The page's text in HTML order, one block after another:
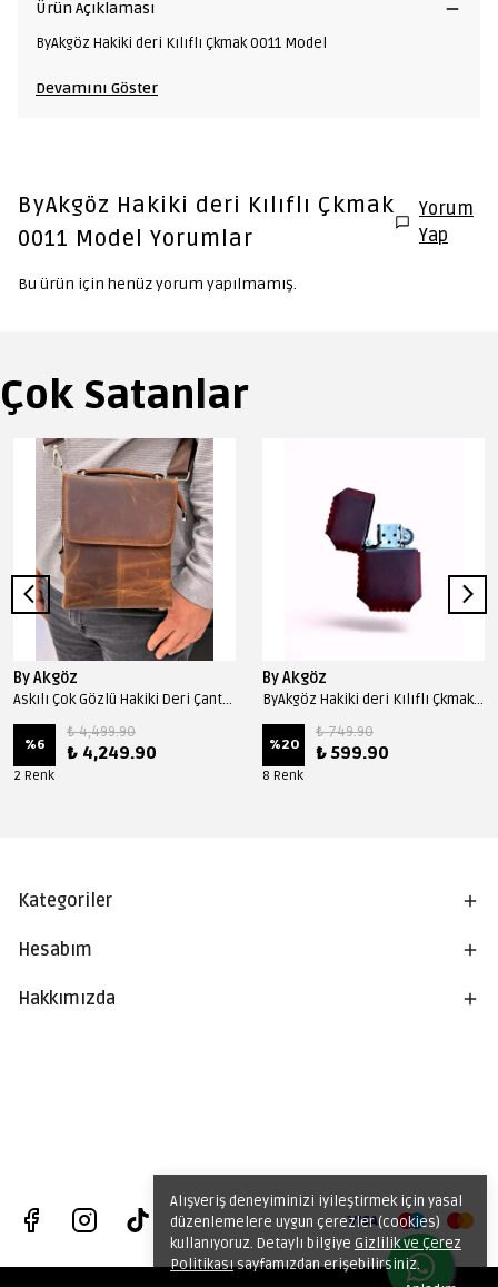
Alışveriş deneyiminizi iyileştirmek için yasal
düzenlemelere uygun çerezler (cookies)
kullanıyoruz. Detaylı bilgiye Gizlilik ve Çerez
Politikasısayfamızdan erişebilirsiniz.
Ürün Açıklaması
ByAkgöz Hakiki deri Kılıflı Çkmak 0011 Model
Devamını Göster
ByAkgöz Hakiki deri Kılıflı Çkmak
0011 Model Yorumlar
Yorum
Yap
Bu ürün için henüz yorum yapılmamış.
Çok Satanlar
By Akgöz
Askılı Çok Gözlü Hakiki Deri Çanta 1031 Model - Fındık
%6
₺ 4,499.90
₺ 4,249.90
2 Renk
By Akgöz
ByAkgöz Hakiki deri Kılıflı Çkmak 0011 Model - Bordo
%20
₺ 749.90
₺ 599.90
8 Renk
Kategoriler
Hesabım
Hakkımızda